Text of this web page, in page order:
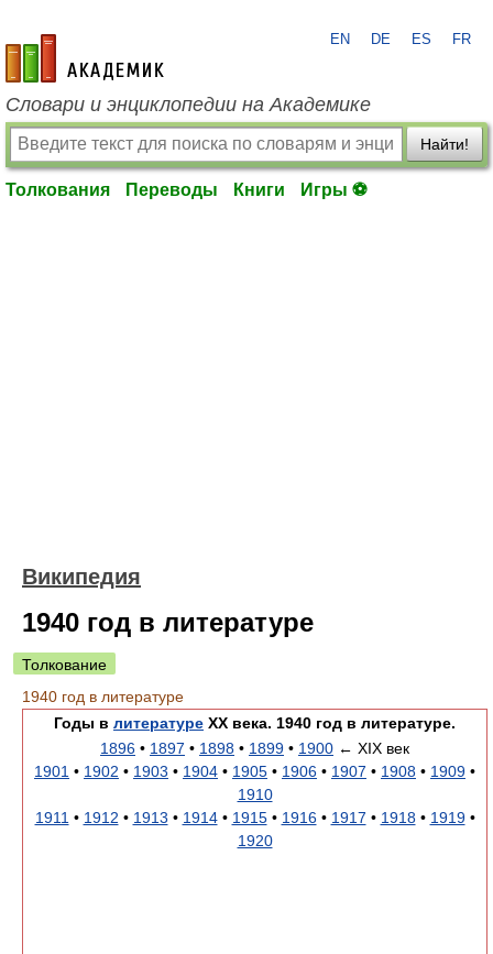
academic.ru
EN DE ES FR
Словари и энциклопедии на Академике
Найти!
Толкования Переводы Книги Игры ⚽
Википедия
1940 год в литературе
Толкование
1940 год в литературе
Годы в литературе XX века. 1940 год в литературе.
1896 • 1897 • 1898 • 1899 • 1900 ← XIX век
1901 • 1902 • 1903 • 1904 • 1905 • 1906 • 1907 • 1908 • 1909 •
1910
1911 • 1912 • 1913 • 1914• 1915• 1916• 1917 • 1918• 1919•
1920